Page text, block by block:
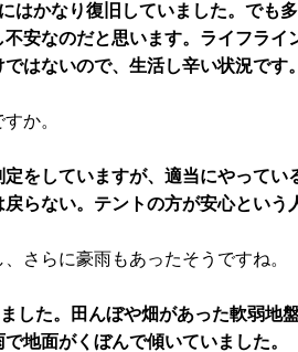
はかなり復旧していました。でも
安なのだと思います。ライフライ
はないので、生活し辛い状況です。
か。
をしていますが、適当にやってい
らない。テントの方が安心という
さらに豪雨もあったそうですね。
した。田んぼや畑があった軟弱地
地面がくぼんで傾いていました。